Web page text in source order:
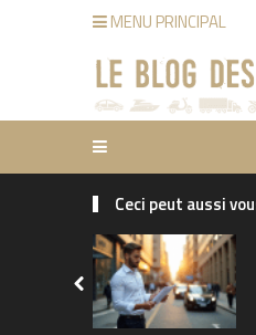
MENU PRINCIPAL
Ceci peut aussi